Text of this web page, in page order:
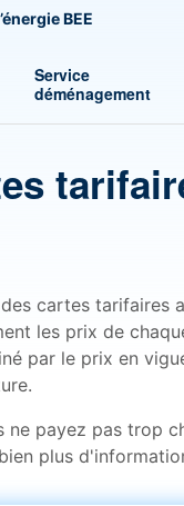
BEE
Service
déménagement
cartes tarifaires
les prix de
par le prix en
ne payez pas trop
plus